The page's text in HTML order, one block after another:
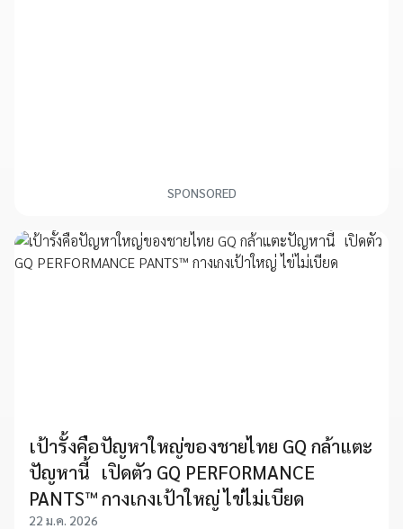
SPONSORED
เป้ารั้งคือปัญหาใหญ่ของชายไทย GQ กล้าแตะ
ปัญหานี้ เปิดตัว GQ PERFORMANCE
PANTS™ กางเกงเป้าใหญ่ ไข่ไม่เบียด
22 ม.ค. 2026